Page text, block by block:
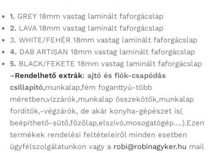
1. GREY 18mm vastag laminált faforgácslap
2. LAVA 18mm vastag laminált faforgácslap
3. WHITE/FEHÉR 18mm vastag laminált faforgácslap
4. DAB ARTISAN 18mm vastag laminált faforgácslap
5. BLACK/FEKETE 18mm vastag laminált faforgácslap
–Rendelhető extrák: ajtó és fiók-csapódás
csillapító,munkalap,fém foganttyú-több
méretben,vízzárók,munkalap összekötők,munkalap
fordítók,-végzárók, de akár konyha-gépészet is(
beépíthető-sütő,főzőlap,elszívó,mosogatógép….).Ezen
termékek rendelési feltételeiről minden esetben
ügyfélszolgálatunkon vagy a robi@robinagyker.hu mail